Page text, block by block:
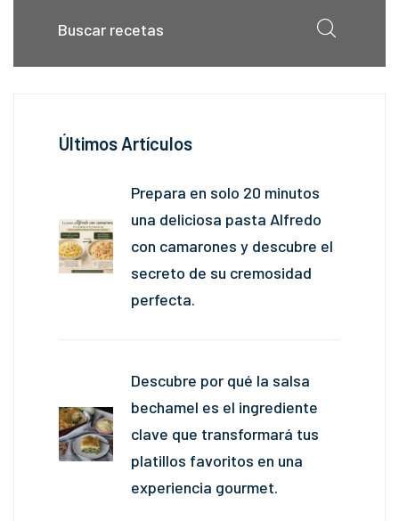
Últimos Artículos
Prepara en solo 20 minutos
una deliciosa pasta Alfredo
con camarones y descubre el
secreto de su cremosidad
perfecta.
Descubre por qué la salsa
bechamel es el ingrediente
clave que transformará tus
platillos favoritos en una
experiencia gourmet.